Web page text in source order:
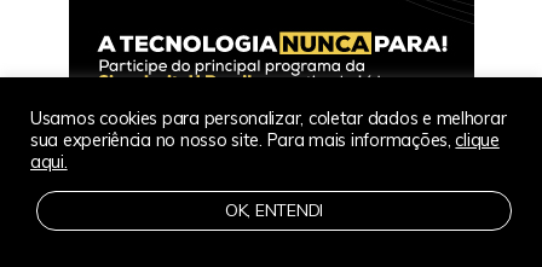
Usamos cookies para personalizar, coletar dados e melhorar
sua experiência no nosso site. Para mais informações,clique
aqui.
OK, ENTENDI